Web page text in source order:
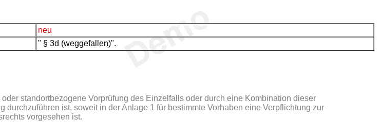
neu
" § 3d (weggefallen)".
standortbezogene Vorprüfung des Einzelfalls oder durch eine Kombination dieser
ist, soweit in der Anlage 1 für bestimmte Vorhaben eine Verpflichtung zur
vorgesehen ist.